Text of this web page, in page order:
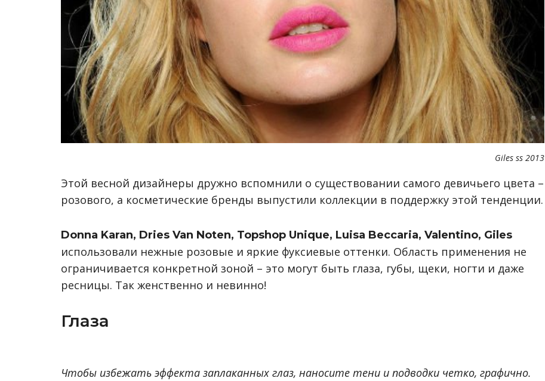
Giles ss 2013
Этой весной дизайнеры дружно вспомнили о существовании самого девичьего цвета –
розового, а косметические бренды выпустили коллекции в поддержку этой тенденции.
Donna Karan, Dries Van Noten, Topshop Unique, Luisa Beccaria, Valentino, Giles
использовали нежные розовые и яркие фуксиевые оттенки. Область применения не
ограничивается конкретной зоной – это могут быть глаза, губы, щеки, ногти и даже
ресницы. Так женственно и невинно!
Глаза
Чтобы избежать эффекта заплаканных глаз, наносите тени и подводки четко, графично.